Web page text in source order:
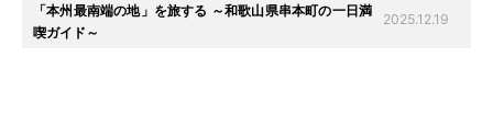
「本州最南端の地」を旅する ～和歌山県串本町の一日満
喫ガイド～
2025.12.19